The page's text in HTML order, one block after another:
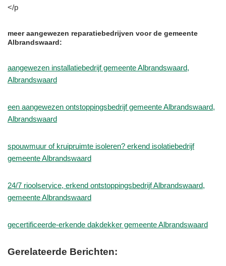
</p
meer aangewezen reparatiebedrijven voor de gemeente
Albrandswaard:
aangewezen installatiebedrijf gemeente Albrandswaard,
Albrandswaard
een aangewezen ontstoppingsbedrijf gemeente Albrandswaard,
Albrandswaard
spouwmuur of kruipruimte isoleren? erkend isolatiebedrijf
gemeente Albrandswaard
24/7 rioolservice, erkend ontstoppingsbedrijf Albrandswaard,
gemeente Albrandswaard
gecertificeerde-erkende dakdekker gemeente Albrandswaard
Gerelateerde Berichten: